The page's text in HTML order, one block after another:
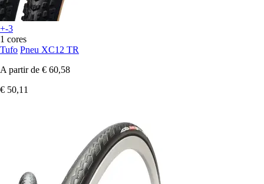
+-3
1 cores
Tufo Pneu XC12 TR
A partir de € 60,58
€ 50,11